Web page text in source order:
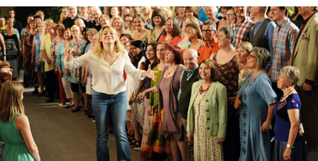
Kliknij, aby powiększyć